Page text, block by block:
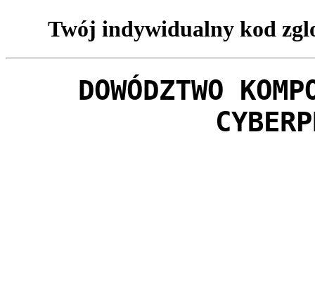
Twój indywidualny kod
DOWÓDZTWO